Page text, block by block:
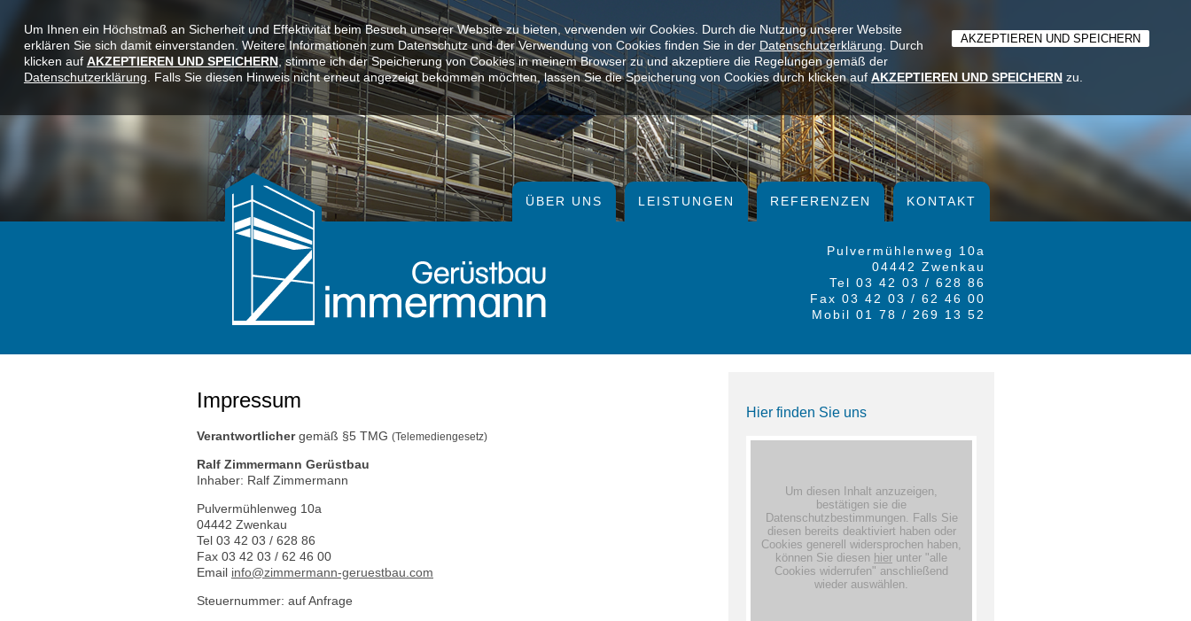
Um Ihnen ein Höchstmaß an Sicherheit und Effektivität beim Besuch unserer Website zu bieten, verwenden wir Cookies. Durch die Nutzung unserer Website
erklären Sie sich damit einverstanden. Weitere Informationen zum Datenschutz und der Verwendung von Cookies finden Sie in der Datenschutzerklärung . Durch
klicken auf AKZEPTIEREN UND SPEICHERN, stimme ich der Speicherung von Cookies in meinem Browser zu und akzeptiere die Regelungen gemäß der
Datenschutzerklärung . Falls Sie diesen Hinweis nicht erneut angezeigt bekommen möchten, lassen Sie die Speicherung von Cookies durch klicken auf AKZEPTIEREN UND SPEICHERNzu.
ÜBER UNS LEISTUNGEN REFERENZEN KONTAKT
Pulvermühlenweg 10a
04442 Zwenkau
Tel 03 42 03 / 628 86
Fax 03 42 03 / 62 46 00
Mobil 01 78 / 269 13 52
Impressum
Verantwortlichergemäß §5 TMG (Telemediengesetz)
Ralf Zimmermann Gerüstbau
Inhaber: Ralf Zimmermann
Pulvermühlenweg 10a
04442 Zwenkau
Tel 03 42 03 / 628 86
Fax 03 42 03 / 62 46 00
Email info@zimmermann-geruestbau.com
Steuernummer: auf Anfrage
Hier finden Sie uns